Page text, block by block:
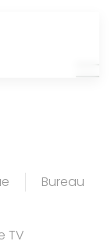
Bureau
TV